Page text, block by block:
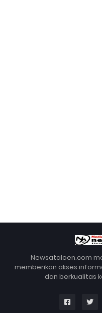
Newsataloen.com
memberikan akses
dan berkualitas